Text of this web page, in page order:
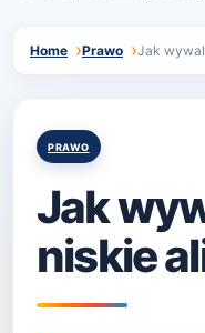
Home Prawo Jak
Posted
PRAWO
Jak
niskie